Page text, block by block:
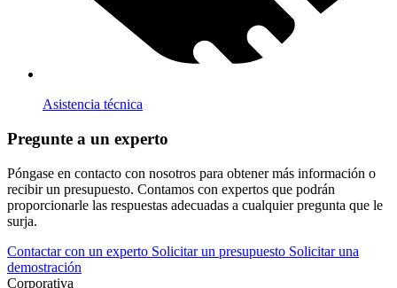
Asistencia técnica
Pregunte a un experto
Póngase en contacto con nosotros para obtener más información o
recibir un presupuesto. Contamos con expertos que podrán
proporcionarle las respuestas adecuadas a cualquier pregunta que le
surja.
Contactar con un experto Solicitar un presupuesto Solicitar una
demostración
Corporativa